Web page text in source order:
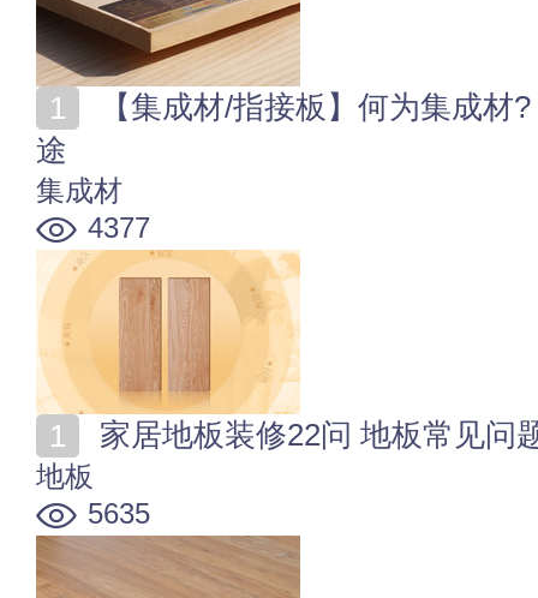
途
集成材
4377
家居地板装修22问 地板常见问
地板
5635